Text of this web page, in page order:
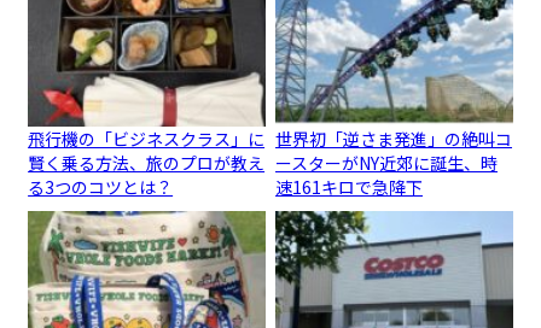
飛行機の「ビジネスクラス」に
賢く乗る方法、旅のプロが教え
る3つのコツとは？
世界初「逆さま発進」の絶叫コ
ースターがNY近郊に誕生、時
速161キロで急降下